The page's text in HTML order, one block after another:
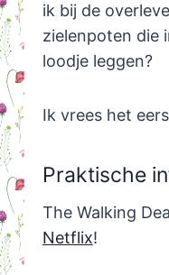
ik bij de
zielenpoten die
loodje leggen?
Ik vrees het
Praktische
The Walking
Netflix!